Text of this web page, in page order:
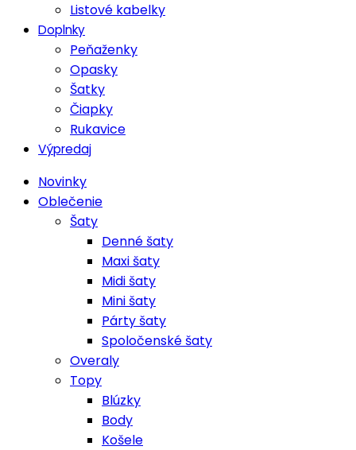
Listové kabelky
Doplnky
Peňaženky
Opasky
Šatky
Čiapky
Rukavice
Výpredaj
Novinky
Oblečenie
Šaty
Denné šaty
Maxi šaty
Midi šaty
Mini šaty
Párty šaty
Spoločenské šaty
Overaly
Topy
Blúzky
Body
Košele